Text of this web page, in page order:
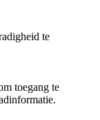
te
toegang te